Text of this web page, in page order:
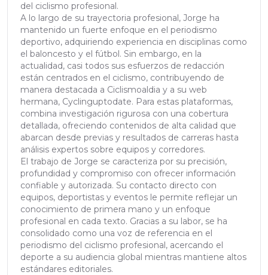
del ciclismo profesional.
A lo largo de su trayectoria profesional, Jorge ha
mantenido un fuerte enfoque en el periodismo
deportivo, adquiriendo experiencia en disciplinas como
el baloncesto y el fútbol. Sin embargo, en la
actualidad, casi todos sus esfuerzos de redacción
están centrados en el ciclismo, contribuyendo de
manera destacada a Ciclismoaldia y a su web
hermana, Cyclinguptodate. Para estas plataformas,
combina investigación rigurosa con una cobertura
detallada, ofreciendo contenidos de alta calidad que
abarcan desde previas y resultados de carreras hasta
análisis expertos sobre equipos y corredores.
El trabajo de Jorge se caracteriza por su precisión,
profundidad y compromiso con ofrecer información
confiable y autorizada. Su contacto directo con
equipos, deportistas y eventos le permite reflejar un
conocimiento de primera mano y un enfoque
profesional en cada texto. Gracias a su labor, se ha
consolidado como una voz de referencia en el
periodismo del ciclismo profesional, acercando el
deporte a su audiencia global mientras mantiene altos
estándares editoriales.